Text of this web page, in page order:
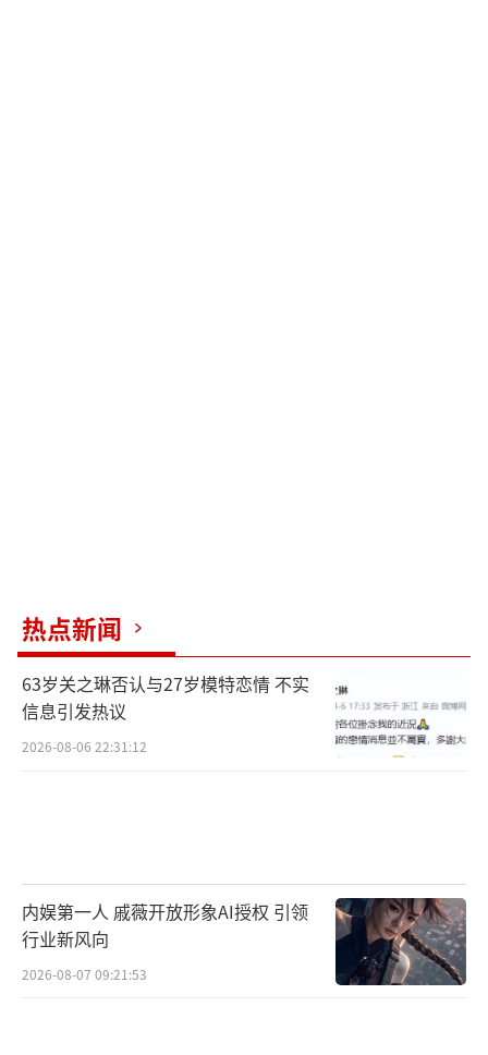
音乐会《世界的尽头》北京站剧照
热点新闻
63岁关之琳否认与27岁模特恋情 不实
信息引发热议
2026-08-06 22:31:12
内娱第一人 戚薇开放形象AI授权 引领
行业新风向
2026-08-07 09:21:53